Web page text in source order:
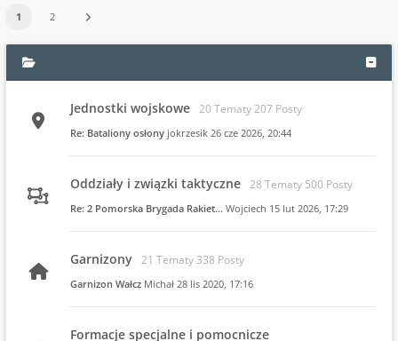
1 2
Jednostki wojskowe 20 Tematy 207 Posty
Re: Bataliony osłony jokrzesik 26 cze 2026, 20:44
Oddziały i związki taktyczne 28 Tematy 500 Posty
Re: 2 Pomorska Brygada Rakiet… Wojciech 15 lut 2026, 17:29
Garnizony 21 Tematy 338 Posty
Garnizon Wałcz Michał 28 lis 2020, 17:16
Formacje specjalne i pomocnicze